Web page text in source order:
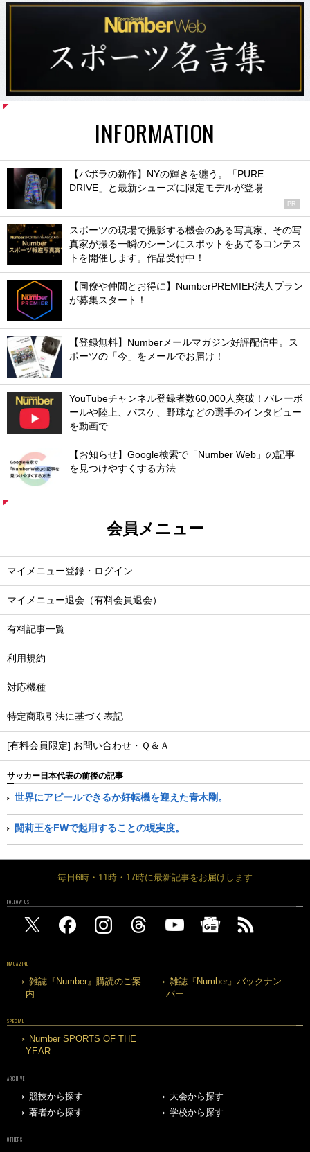
INFORMATION
【バボラの新作】NYの輝きを纏う。「PURE
DRIVE」と最新シューズに限定モデルが登場
PR
スポーツの現場で撮影する機会のある写真家、その写
真家が撮る一瞬のシーンにスポットをあてるコンテス
トを開催します。作品受付中！
【同僚や仲間とお得に】NumberPREMIER法人プラン
が募集スタート！
【登録無料】Numberメールマガジン好評配信中。ス
ポーツの「今」をメールでお届け！
YouTubeチャンネル登録者数60,000人突破！バレーボ
ールや陸上、バスケ、野球などの選手のインタビュー
を動画で
【お知らせ】Google検索で「Number Web」の記事
を見つけやすくする方法
会員メニュー
マイメニュー登録・ログイン
マイメニュー退会（有料会員退会）
有料記事一覧
利用規約
対応機種
特定商取引法に基づく表記
[有料会員限定] お問い合わせ・Ｑ＆Ａ
サッカー日本代表の前後の記事
世界にアピールできるか好転機を迎えた青木剛。
闘莉王をFWで起用することの現実度。
毎日6時・11時・17時に最新記事をお届けします
FOLLOW US
MAGAZINE
雑誌『Number』購読のご案
内
雑誌『Number』バックナン
バー
SPECIAL
Number SPORTS OF THE
YEAR
ARCHIVE
競技から探す
大会から探す
著者から探す
学校から探す
OTHERS